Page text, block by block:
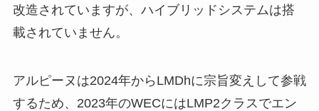
改造されていますが、ハイブリッドシステムは搭
載されていません。
アルピーヌは2024年からLMDhに宗旨変えして参戦
するため、2023年のWECにはLMP2クラスでエン